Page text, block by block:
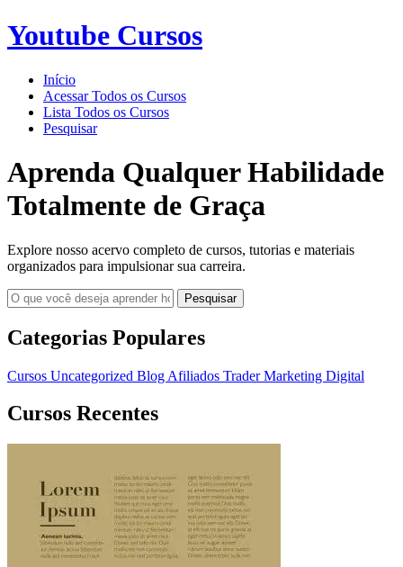
Youtube Cursos
Início
Acessar Todos os Cursos
Lista Todos os Cursos
Pesquisar
Aprenda Qualquer Habilidade
Totalmente de Graça
Explore nosso acervo completo de cursos, tutorias e materiais
organizados para impulsionar sua carreira.
Pesquisar
Categorias Populares
Cursos Uncategorized Blog Afiliados TraderMarketing Digital
Cursos Recentes